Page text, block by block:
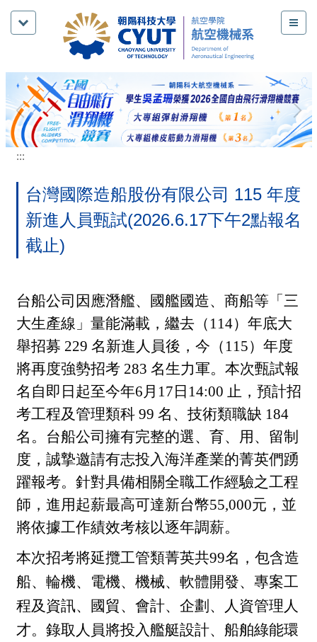
跳
內
容
區
:::
台灣國際造船股份有限公司 115 年度
新進人員甄試(2026.6.17下午2點報名
截止)
台船公司因應潛艦、國艦國造、商船等「三
大生產線」量能滿載，繼去（114）年底大
舉招募 229 名新進人員後，今（115）年度
將再度強勢招考 283 名生力軍。本次甄試報
名自即日起至今年6月17日14:00 止，預計招
考工程及管理類科 99 名、技術類職缺 184
名。台船公司擁有完整的選、育、用、留制
度，誠摯邀請有志投入海洋產業的菁英們踴
躍報考。針對具備相關全職工作經驗之工程
師，進用起薪最高可達新台幣55,000元，並
將依據工作績效考核以逐年調薪。
本次招考將延攬工管類菁英共99名，包含造
船、輪機、電機、機械、軟體開發、專案工
程及資訊、國貿、會計、企劃、人資管理人
才。錄取人員將投入艦艇設計、船舶綠能環